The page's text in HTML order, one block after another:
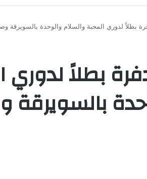
بطلاً لدوري المحبة والسلام والوحدة بالسويرقة
بطلاً لدوري
بالسويرقة